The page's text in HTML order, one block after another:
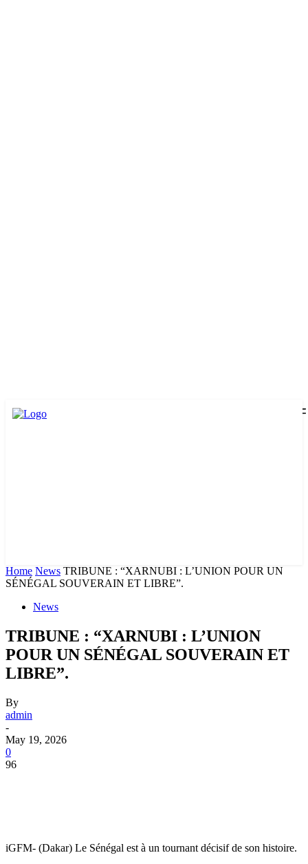
Home News TRIBUNE : “XARNUBI : L’UNION POUR UN
SÉNÉGAL SOUVERAIN ET LIBRE”.
News
TRIBUNE : “XARNUBI : L’UNION
POUR UN SÉNÉGAL SOUVERAIN ET
LIBRE”.
By
admin
-
May 19, 2026
0
96
iGFM- (Dakar) Le Sénégal est à un tournant décisif de son histoire.